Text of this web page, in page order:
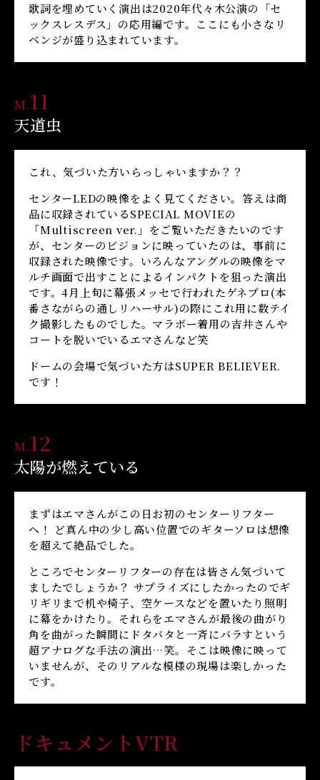
歌詞を埋めていく演出は2020年代々木公演の「セ
ックスレスデス」の応用編です。ここにも小さなリ
ベンジが盛り込まれています。
M.11
天道虫
これ、気づいた方いらっしゃいますか？？
センターLEDの映像をよく見てください。答えは商
品に収録されているSPECIAL MOVIEの
「Multiscreen ver.」をご覧いただきたいのです
が、センターのビジョンに映っていたのは、事前に
収録された映像です。いろんなアングルの映像をマ
ルチ画面で出すことによるインパクトを狙った演出
です。4月上旬に幕張メッセで行われたゲネプロ(本
番さながらの通しリハーサル)の際にこれ用に数テイ
ク撮影したものでした。マラボー着用の吉井さんや
コートを脱いでいるエマさんなど笑
ドームの会場で気づいた方はSUPER BELIEVER.
です！
M.12
太陽が燃えている
まずはエマさんがこの日お初のセンターリフター
へ！ ど真ん中の少し高い位置でのギターソロは想像
を超えて絶品でした。
ところでセンターリフターの存在は皆さん気づいて
ましたでしょうか？ サプライズにしたかったのでギ
リギリまで机や椅子、空ケースなどを置いたり照明
に幕をかけたり。それらをエマさんが最後の曲がり
角を曲がった瞬間にドタバタと一斉にバラすという
超アナログな手法の演出…笑。そこは映像に映って
いませんが、そのリアルな模様の現場は楽しかった
です。
ドキュメントVTR